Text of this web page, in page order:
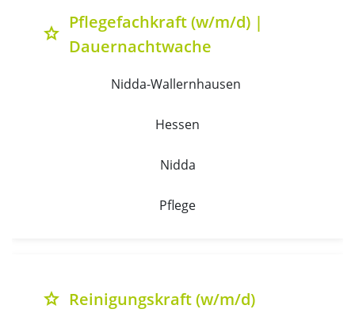
grade
Pflegefachkraft (w/m/d) |
Dauernachtwache
Nidda-Wallernhausen
Hessen
Nidda
Pflege
grade Reinigungskraft (w/m/d)